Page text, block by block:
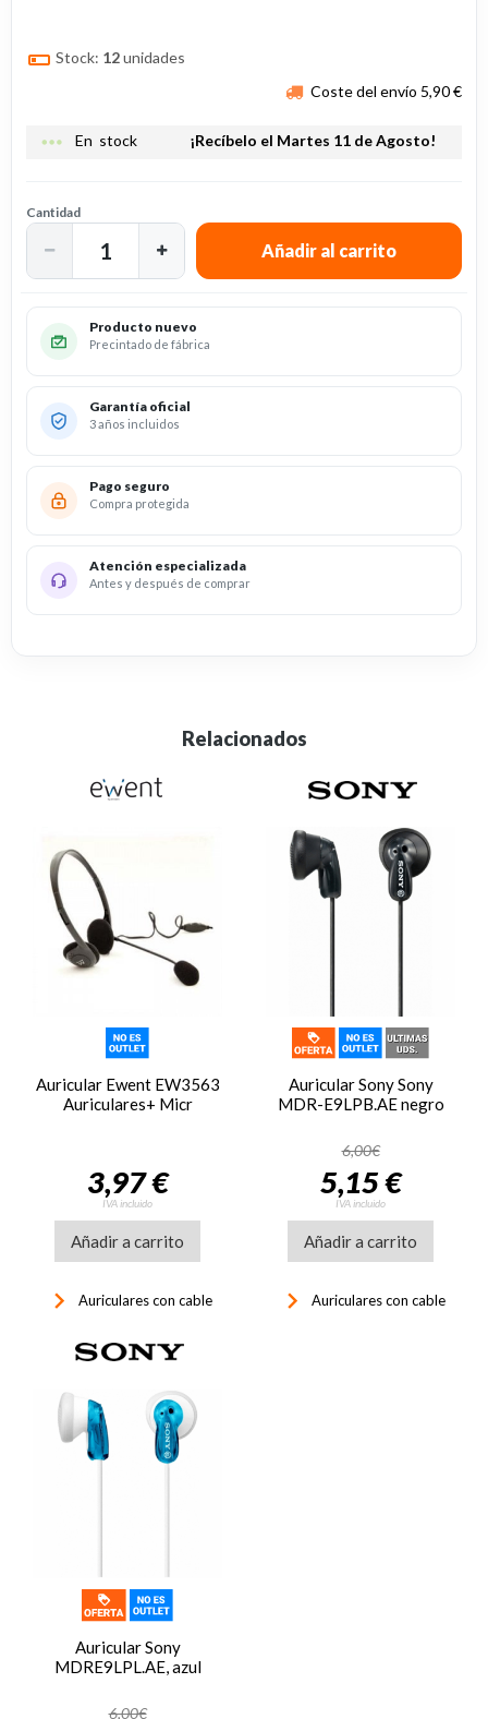
Stock: 12unidades
Coste del envío 5,90 €
more_horiz En stock ¡Recíbelo el Martes 11 de Agosto!
Cantidad
Producto nuevo
Precintado de fábrica
Garantía oficial
3 años incluidos
Pago seguro
Compra protegida
Atención especializada
Antes y después de comprar
Relacionados
Auricular Ewent EW3563
Auriculares+ Micr
3,97 €
IVA incluido
Añadir a carrito
keyboard_arrow_right Auriculares con cable
Auricular Sony Sony
MDR-E9LPB.AE negro
6,00€
5,15 €
IVA incluido
Añadir a carrito
keyboard_arrow_right Auriculares con cable
Auricular Sony
MDRE9LPL.AE, azul
6,00€